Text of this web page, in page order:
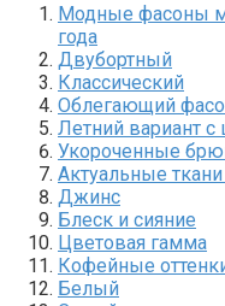
Модные фасоны
года
Двубортный
Классический
Облегающий
Летний вариант
Укороченные
Актуальные
Джинс
Блеск и сияние
Цветовая гамма
Кофейные
Белый